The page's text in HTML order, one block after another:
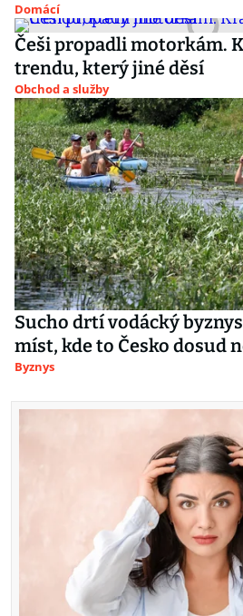
Domácí
Češi propadli motorkám.
trendu, který jiné děsí
Obchod a služby
Sucho drtí vodácký
míst, kde to Česko dosud
Byznys